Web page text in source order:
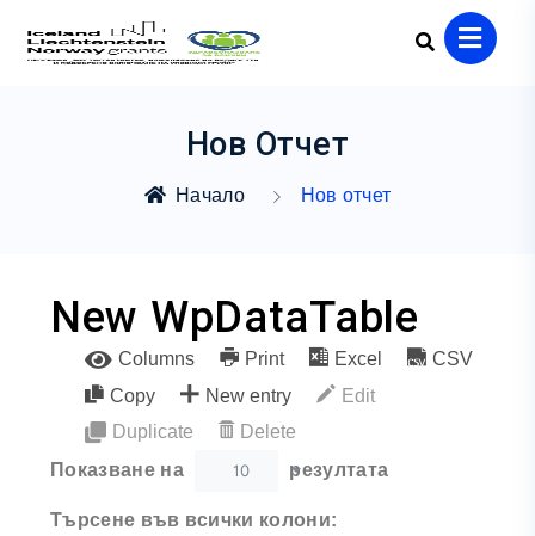
Нов Отчет
Начало Нов отчет
New WpDataTable
Columns Print Excel
CSV
Copy
New entry
Edit
Duplicate
Delete
Показване на
10 резултата
Търсене във всички колони: